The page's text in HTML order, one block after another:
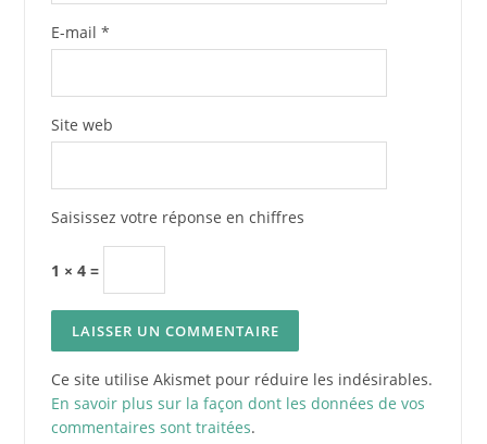
E-mail *
Site web
Saisissez votre réponse en chiffres
1 × 4 =
Ce site utilise Akismet pour réduire les indésirables.
En savoir plus sur la façon dont les données de vos
commentaires sont traitées.